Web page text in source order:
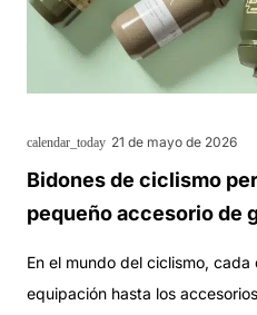
calendar_today 21 de mayo de 2026
Bidones de ciclismo
pequeño accesorio de
En el mundo del ciclismo,
equipación hasta los